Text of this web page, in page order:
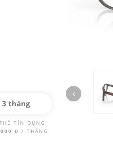
3 tháng
TÍN DỤNG
Đ / THÁNG